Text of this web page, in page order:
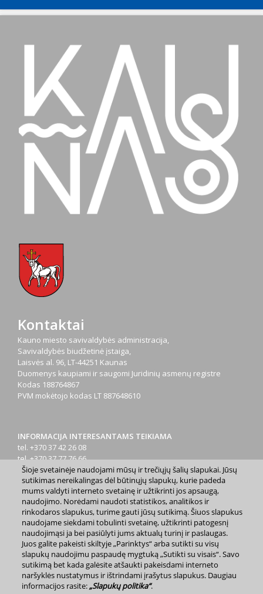
Kontaktai
Kauno miesto savivaldybės administracija,
Savivaldybės biudžetinė įstaiga,
Laisvės al. 96, LT-44251 Kaunas
Duomenys kaupiami ir saugomi Juridinių asmenų registre
Kodas 188764867
PVM mokėtojo kodas LT 887648610
INFORMACIJA INTERESANTAMS TEIKIAMA
tel. +370 37 42 26 08
tel. +370 37 77 76 66
tel. +370 660 07000
el. p.info@kaunas.lt
2023 m. Kauno miesto savivaldybė. Kopijuoti ir platinti
www.kaunas.lt skelbiamą informaciją be autorių sutikimo draudžiama.
Svetainės žemėlapis »
Šioje svetainėje naudojami mūsų ir trečiųjų šalių slapukai. Jūsų
sutikimas nereikalingas dėl būtinųjų slapukų, kurie padeda
mums valdyti interneto svetainę ir užtikrinti jos apsaugą,
naudojimo. Norėdami naudoti statistikos, analitikos ir
rinkodaros slapukus, turime gauti jūsų sutikimą. Šiuos slapukus
naudojame siekdami tobulinti svetainę, užtikrinti patogesnį
naudojimąsi ja bei pasiūlyti jums aktualų turinį ir paslaugas.
Juos galite pakeisti skiltyje „Parinktys“ arba sutikti su visų
slapukų naudojimu paspaudę mygtuką „Sutikti su visais“. Savo
sutikimą bet kada galėsite atšaukti pakeisdami interneto
naršyklės nustatymus ir ištrindami įrašytus slapukus. Daugiau
informacijos rasite:„Slapukų politika“.